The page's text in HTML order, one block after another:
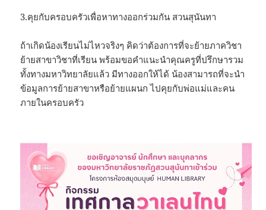
3.คุยกับครอบครัวเพื่อหาทางออกร่วมกัน สวนสุนันทา
ถ้าเกิดน้องเรียนไม่ไหวจริงๆ คิดว่าต้องการที่จะย้ายภาควิชา
ย้ายสาขาวิชาที่เรียน พร้อมขอคำแนะนำคุณครูที่ปรึกษารวม
ทั้งทางมหาวิทยาลัยแล้ว มีทางออกให้ได้ น้องสามารถที่จะนำ
ข้อมูลการย้ายสาขาหรือย้ายแผนก ไปคุยกับพ่อแม่และคน
ภายในครอบครัว